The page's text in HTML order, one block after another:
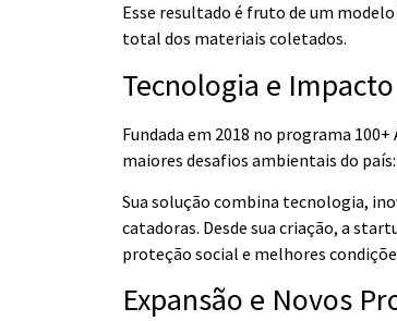
Esse resultado é fruto de um
total dos materiais coletados.
Tecnologia e
Fundada em 2018 no programa
maiores desafios ambientais do
Sua solução combina tecnologia,
catadoras. Desde sua criação, a
proteção social e melhores
Expansão e Novos